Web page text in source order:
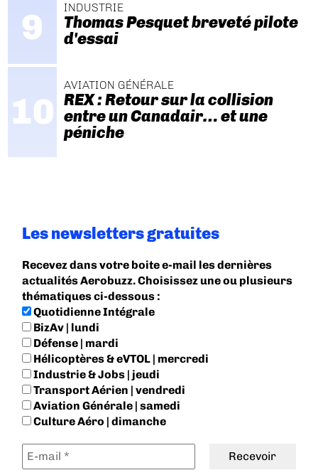
INDUSTRIE
Thomas Pesquet breveté pilote
d'essai
AVIATION GÉNÉRALE
REX : Retour sur la collision
entre un Canadair… et une
péniche
Les newsletters gratuites
Recevez dans votre boite e-mail les dernières
actualités Aerobuzz. Choisissez une ou plusieurs
thématiques ci-dessous :
Quotidienne Intégrale
BizAv | lundi
Défense | mardi
Hélicoptères & eVTOL | mercredi
Industrie & Jobs | jeudi
Transport Aérien | vendredi
Aviation Générale | samedi
Culture Aéro | dimanche